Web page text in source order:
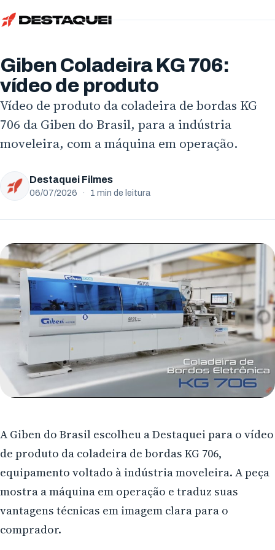
Início
Vídeo de Produto
Vídeo de Animação
Vídeo de Treinamento
Todos os serviços
Localidades
Paraná
Londrina
Apucarana
Arapongas
Umuarama
Ponta Grossa
Guarapuava
Cascavel
Toledo
Francisco Beltrão
São José dos Pinhais
San Francisco
Blog
Ator
Locutores
Envie seu currículo
Giben Coladeira KG 706:
vídeo de produto
Vídeo de produto da coladeira de bordas KG
706 da Giben do Brasil, para a indústria
moveleira, com a máquina em operação.
Destaquei Filmes
06/07/2026 · 1 min de leitura
A Giben do Brasil escolheu a Destaquei para o vídeo
de produto da coladeira de bordas KG 706,
equipamento voltado à indústria moveleira. A peça
mostra a máquina em operação e traduz suas
vantagens técnicas em imagem clara para o
comprador.